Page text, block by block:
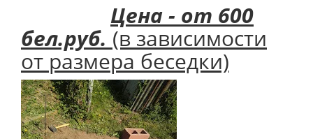
Цена - от 600
бел.руб. (в зависимости
от размера беседки)